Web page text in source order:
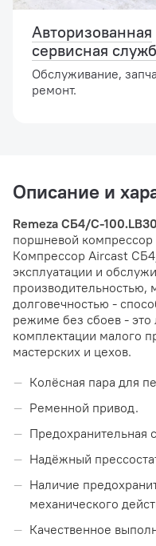
Авторизованная
сервисная
Обслуживание,
ремонт.
Описание и
Remeza СБ4/С-
поршневой
Компрессор Aircast
эксплуатации и
производительностью,
долговечностью -
режиме без сбоев -
комплектации малого
мастерских и цехов.
Колёсная пара для
Ременной привод.
Предохранительная
Надёжный
Наличие
механического
Качественное